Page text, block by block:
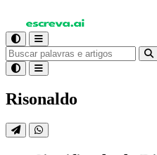
Risonaldo